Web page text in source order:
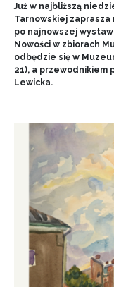
Już w najbliższą
Tarnowskiej
po najnowszej
Nowości w zbiorach
odbędzie się w
21), a przewodnikiem
Lewicka.